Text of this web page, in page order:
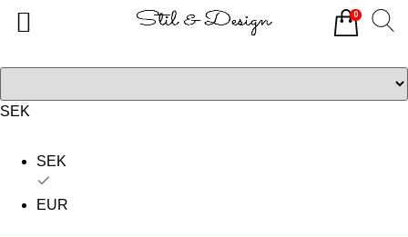
SEK
SEK
EUR
0
Alla produkter
Om oss